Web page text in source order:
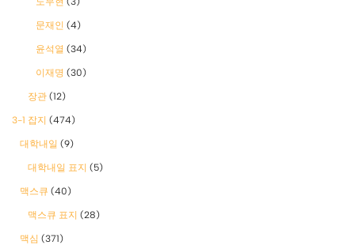
문재인 (4)
윤석열 (34)
이재명 (30)
장관 (12)
3-1 잡지 (474)
대학내일 (9)
대학내일 표지 (5)
맥스큐 (40)
맥스큐 표지 (28)
맥심 (371)